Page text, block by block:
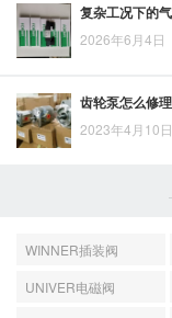
2026年6月4日
2023年4月10日
WINNER插装阀
UNIVER电磁阀